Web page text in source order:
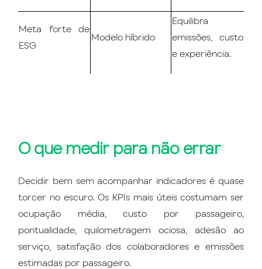
Meta forte de
ESG
Modelo híbrido
Equilibra
emissões, custo
e experiência.
O que medir para não errar
Decidir bem sem acompanhar indicadores é quase
torcer no escuro. Os KPIs mais úteis costumam ser
ocupação média, custo por passageiro,
pontualidade, quilometragem ociosa, adesão ao
serviço, satisfação dos colaboradores e emissões
estimadas por passageiro.